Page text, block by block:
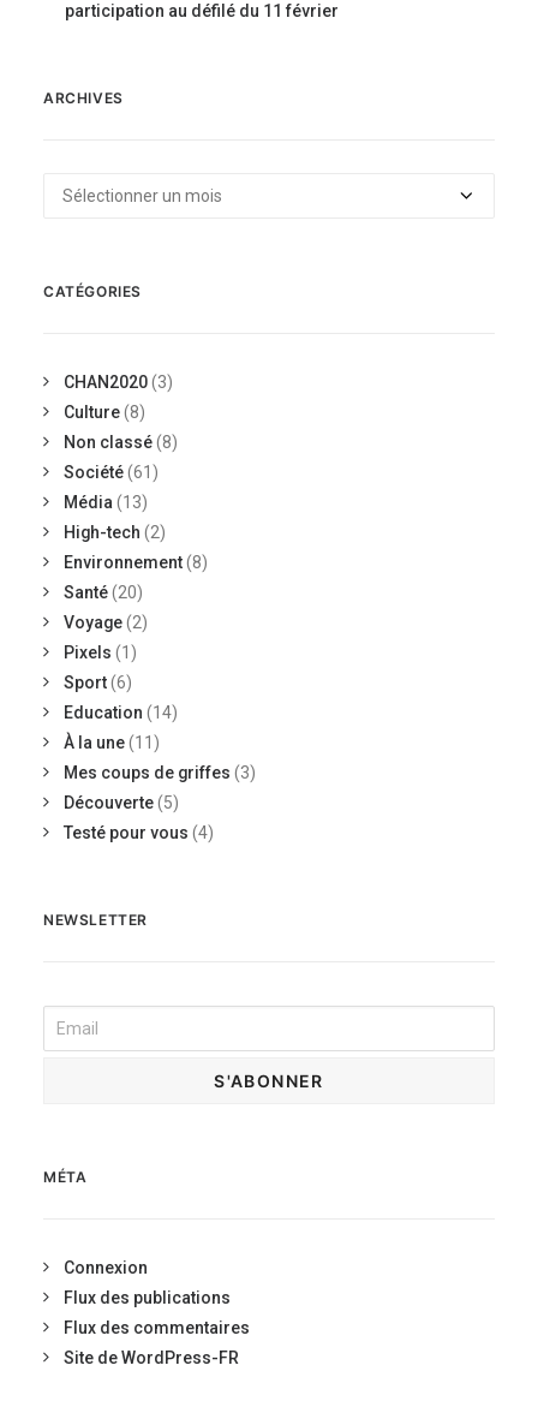
participation au défilé du 11 février
ARCHIVES
Archives
CATÉGORIES
CHAN2020(3)
Culture(8)
Non classé(8)
Société(61)
Média(13)
High-tech (2)
Environnement(8)
Santé(20)
Voyage(2)
Pixels (1)
Sport(6)
Education (14)
À la une(11)
Mes coups de griffes (3)
Découverte(5)
Testé pour vous (4)
NEWSLETTER
MÉTA
Connexion
Flux des publications
Flux des commentaires
Site de WordPress-FR